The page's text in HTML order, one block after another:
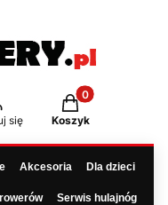
się
Produkty w
Koszyk
Akcesoria Dla dzieci
Serwis hulajnóg